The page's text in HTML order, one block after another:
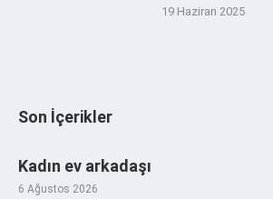
19 Haziran 2025
Son İçerikler
Kadın ev arkadaşı
6 Ağustos 2026